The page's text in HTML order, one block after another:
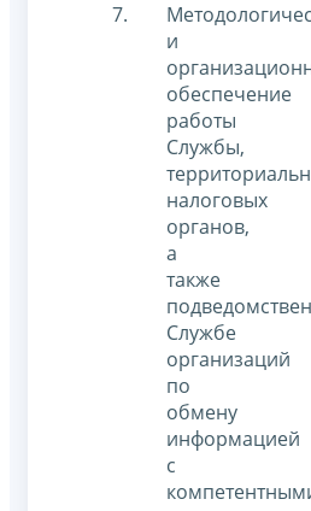
и
обеспечение
работы
Службы,
налоговых
органов,
а
также
Службе
организаций
по
обмену
информацией
с